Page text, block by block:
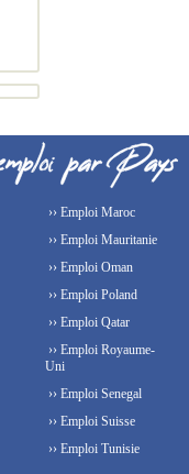
›› Emploi Maroc
›› Emploi Mauritanie
›› Emploi Oman
›› Emploi Poland
›› Emploi Qatar
›› Emploi Royaume-
Uni
›› Emploi Senegal
›› Emploi Suisse
›› Emploi Tunisie